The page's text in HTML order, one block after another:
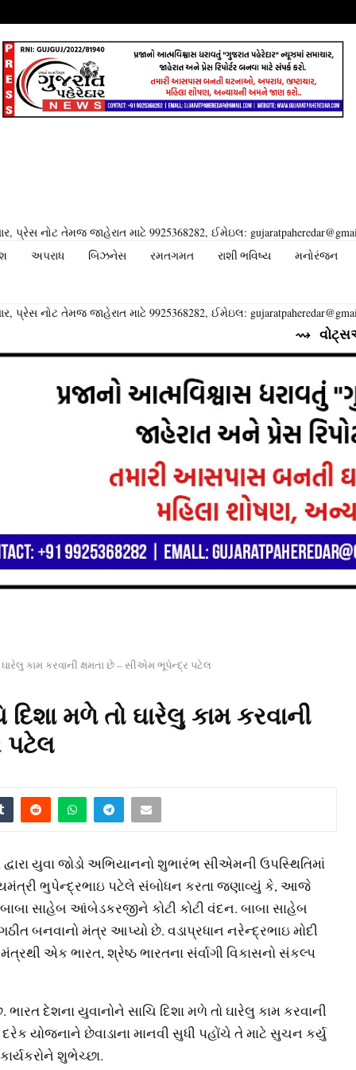
પ્રેસ નોટ તેમજ જાહેરાત માટે 9925368282, ઈમેઇલ:
અપરાધ બિઝનેસ રમતગમત રાશી ભવિષ્ય મનોરંજન
પ્રેસ નોટ તેમજ જાહેરાત માટે 9925368282, ઈમેઇલ:
⇝ વોટ્સએપ તેના
કામ કરવાની ક્ષમતા છે – સીએમ ભૂપેન્દ્ર પટેલ
મળે તો ઘારેલુ કામ કરવાની
પટેલ
યુવા જોડો અભિયાનનો શુભારંભ સીએમની ઉપસ્થિતિમાં
ભુપેન્દ્રભાઇ પટેલે સંબોધન કરતા જણાવ્યું કે, આજે
સાહેબ આંબેડકરજીને કોટી કોટી વંદન. બાબા સાહેબ
બનવાનો મંત્ર આપ્યો છે. વડાપ્રધાન નરેન્દ્રભાઇ મોદી
એક ભારત, શ્રેષ્ઠ ભારતના સંર્વાગી વિકાસનો સંકલ્પ
દેશના યુવાનોને સાચિ દિશા મળે તો ઘારેલુ કામ કરવાની
દરેક યોજનાને છેવાડાના માનવી સુધી પહોંચે તે માટે સુચન કર્યુ
શુભેચ્છા.